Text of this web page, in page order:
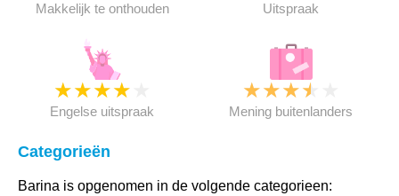
Makkelijk te onthouden Uitspraak
★★★★
Engelse uitspraak
★★★★
Mening buitenlanders
Categorieën
Barina is opgenomen in de volgende categorieen: